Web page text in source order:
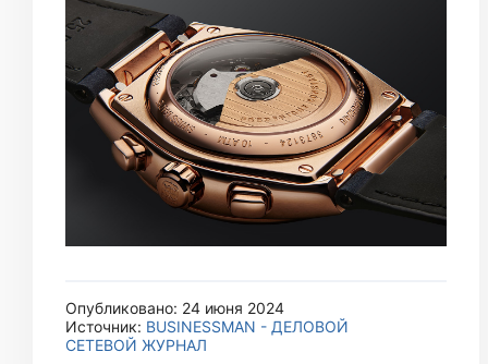
Опубликовано: 24 июня 2024
Источник: BUSINESSMAN - ДЕЛОВОЙ
СЕТЕВОЙ ЖУРНАЛ